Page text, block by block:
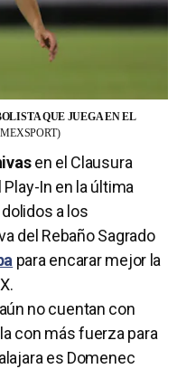
QUE JUEGA EN EL
en el Clausura
In en la última
a los
del Rebaño Sagrado
para encarar mejor la
aún no cuentan con
con más fuerza para
es Domenec